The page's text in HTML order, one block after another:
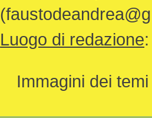
Luogo di redazione
Immagini dei